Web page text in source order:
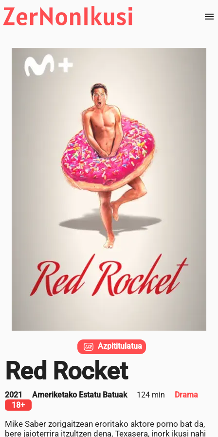
Red Rocket
2021 Ameriketako Estatu Batuak 124 min
Drama
18+
Mike Saber zorigaitzean eroritako aktore porno bat da,
bere jaioterrira itzultzen dena, Texasera, inork ikusi nahi
Azpititulatua